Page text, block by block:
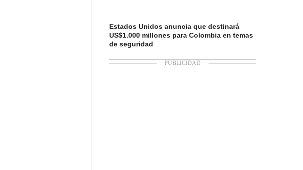
Estados Unidos anuncia que destinará
US$1.000 millones para Colombia en temas
de seguridad